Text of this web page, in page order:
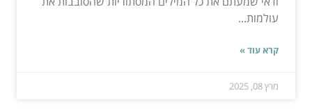
עולמות...
קרא עוד »
מרץ 08, 2025